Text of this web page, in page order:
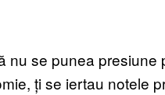
nu se punea presiune
ți se iertau notele